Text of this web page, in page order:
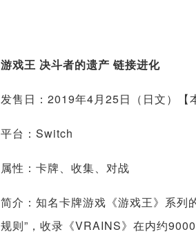
游戏王 决斗者的遗产 链接进化
发售日：2019年4月25日（日文）【
平台：Switch
属性：卡牌、收集、对战
简介：知名卡牌游戏《游戏王》系列
规则”，收录《VRAINS》在内约